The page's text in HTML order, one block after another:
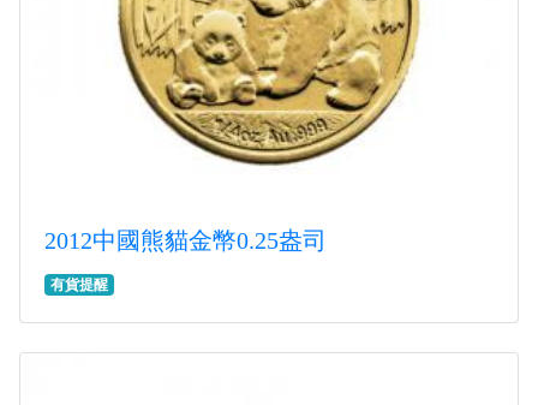
2012中國熊貓金幣0.25盎司
有貨提醒